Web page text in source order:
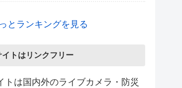
とランキングを見る
イトはリンクフリー
トは国内外のライブカメラ・防災